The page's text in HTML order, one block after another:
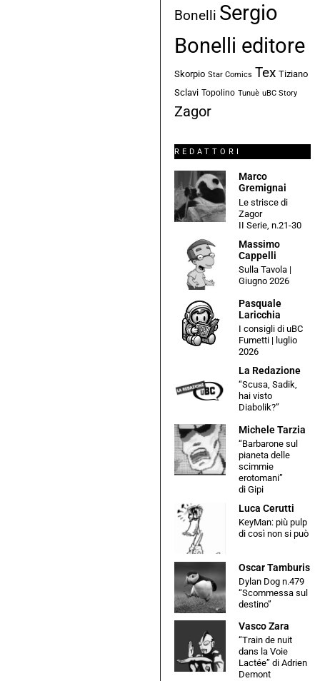
Bonelli Sergio
Bonelli editore
Skorpio Star Comics Tex Tiziano
Sclavi Topolino Tunuè uBC Story
Zagor
REDATTORI
Marco
Gremignai
Le strisce di
Zagor
II Serie, n.21-30
Massimo
Cappelli
Sulla Tavola |
Giugno 2026
Pasquale
Laricchia
I consigli di uBC
Fumetti | luglio
2026
La Redazione
“Scusa, Sadik,
hai visto
Diabolik?”
Michele Tarzia
“Barbarone sul
pianeta delle
scimmie
erotomani”
di Gipi
Luca Cerutti
KeyMan: più pulp
di così non si può
Oscar Tamburis
Dylan Dog n.479
“Scommessa sul
destino”
Vasco Zara
“Train de nuit
dans la Voie
Lactée” di Adrien
Demont